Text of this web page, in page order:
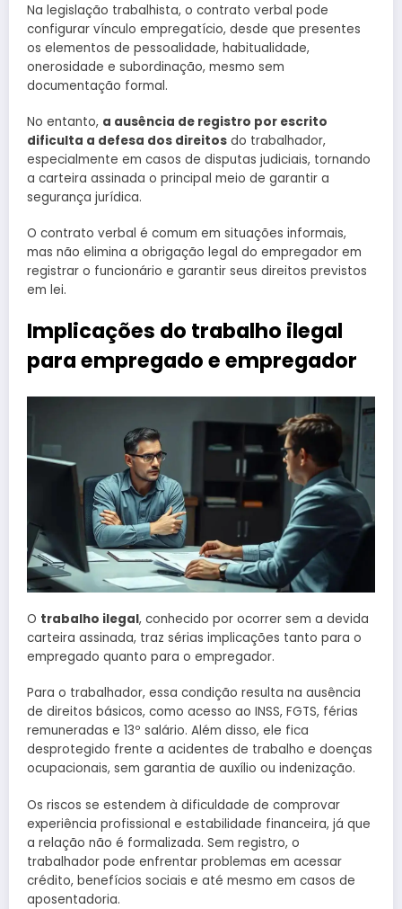
Na legislação trabalhista, o contrato verbal pode
configurar vínculo empregatício, desde que presentes
os elementos de pessoalidade, habitualidade,
onerosidade e subordinação, mesmo sem
documentação formal.
No entanto, a ausência de registro por escrito
dificulta a defesa dos direitos do trabalhador,
especialmente em casos de disputas judiciais, tornando
a carteira assinada o principal meio de garantir a
segurança jurídica.
O contrato verbal é comum em situações informais,
mas não elimina a obrigação legal do empregador em
registrar o funcionário e garantir seus direitos previstos
em lei.
Implicações do trabalho ilegal
para empregado e empregador
O trabalho ilegal, conhecido por ocorrer sem a devida
carteira assinada, traz sérias implicações tanto para o
empregado quanto para o empregador.
Para o trabalhador, essa condição resulta na ausência
de direitos básicos, como acesso ao INSS, FGTS, férias
remuneradas e 13º salário. Além disso, ele fica
desprotegido frente a acidentes de trabalho e doenças
ocupacionais, sem garantia de auxílio ou indenização.
Os riscos se estendem à dificuldade de comprovar
experiência profissional e estabilidade financeira, já que
a relação não é formalizada. Sem registro, o
trabalhador pode enfrentar problemas em acessar
crédito, benefícios sociais e até mesmo em casos de
aposentadoria.